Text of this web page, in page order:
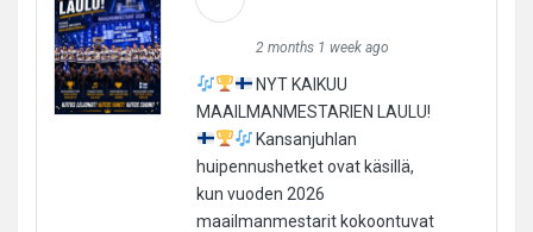
2 months 1 week ago
NYT KAIKUU
MAAILMANMESTARIEN LAULU!
Kansanjuhlan
huipennushetket ovat käsillä,
kun vuoden 2026
maailmanmestarit kokoontuvat